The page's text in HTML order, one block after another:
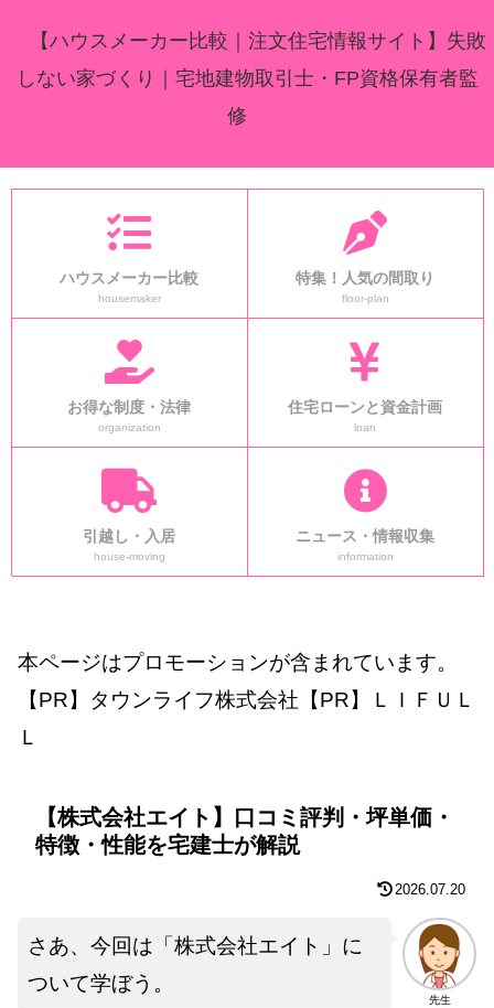
【ハウスメーカー比較｜注文住宅情報サイト】失敗
しない家づくり｜宅地建物取引士・FP資格保有者監
修
ハウスメーカー比較
housemaker
特集！人気の間取り
floor-plan
お得な制度・法律
organization
住宅ローンと資金計画
loan
引越し・入居
house-moving
ニュース・情報収集
information
本ページはプロモーションが含まれています。
【PR】タウンライフ株式会社【PR】ＬＩＦＵＬ
Ｌ
【株式会社エイト】口コミ評判・坪単価・
特徴・性能を宅建士が解説
2026.07.20
先生
さあ、今回は「株式会社エイト」に
ついて学ぼう。